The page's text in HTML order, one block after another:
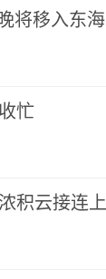
将移入东
忙
积云接连